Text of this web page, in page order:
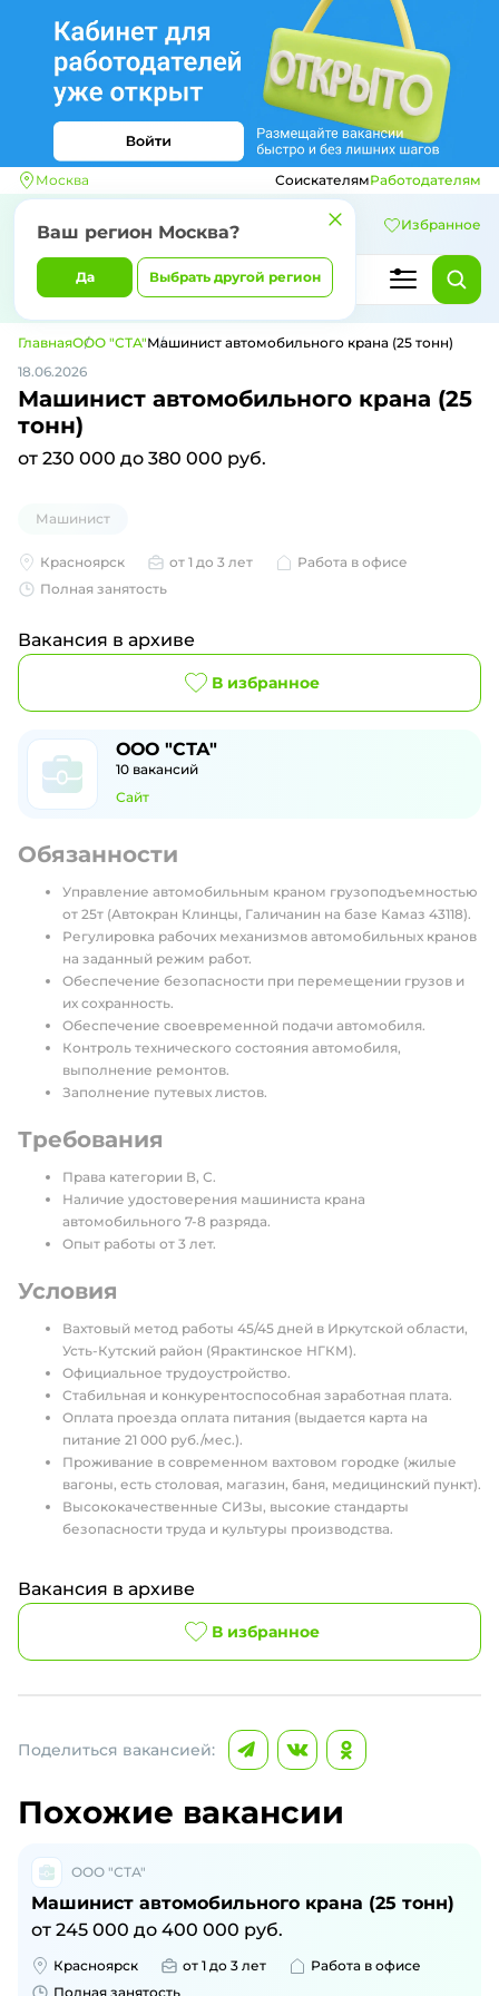
Москва
Ваш регион Москва?
Да Выбрать другой регион
СоискателямРаботодателям
Избранное
ГлавнаяООО "СТА"Машинист автомобильного крана (25 тонн)
18.06.2026
Машинист автомобильного крана (25
тонн)
от 230 000 до 380 000 руб.
Машинист
Красноярск от 1 до 3 лет
Работа в офисе
Полная занятость
Вакансия в архиве
В избранное
ООО "СТА"
10 вакансий
Сайт
Обязанности
Управление автомобильным краном грузоподъемностью
от 25т (Автокран Клинцы, Галичанин на базе Камаз 43118).
Регулировка рабочих механизмов автомобильных кранов
на заданный режим работ.
Обеспечение безопасности при перемещении грузов и
их сохранность.
Обеспечение своевременной подачи автомобиля.
Контроль технического состояния автомобиля,
выполнение ремонтов.
Заполнение путевых листов.
Требования
Права категории В, С.
Наличие удостоверения машиниста крана
автомобильного 7-8 разряда.
Опыт работы от 3 лет.
Условия
Вахтовый метод работы 45/45 дней в Иркутской области,
Усть-Кутский район (Ярактинское НГКМ).
Официальное трудоустройство.
Стабильная и конкурентоспособная заработная плата.
Оплата проезда оплата питания (выдается карта на
питание 21 000 руб./мес.).
Проживание в современном вахтовом городке (жилые
вагоны, есть столовая, магазин, баня, медицинский пункт).
Высококачественные СИЗы, высокие стандарты
безопасности труда и культуры производства.
Вакансия в архиве
В избранное
Поделиться вакансией:
Похожие вакансии
ООО "СТА"
Машинист автомобильного крана (25 тонн)
от 245 000 до 400 000 руб.
Красноярск от 1 до 3 лет
Работа в офисе
Полная занятость